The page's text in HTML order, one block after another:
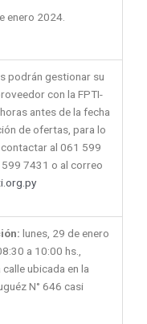
enero 2024.
podrán gestionar su
con la FPTI-
antes de la fecha
de ofertas, para lo
al 061 599
7431 o al correo
lunes, 29 de enero
a 10:00 hs.,
ubicada en la
N° 646 casi